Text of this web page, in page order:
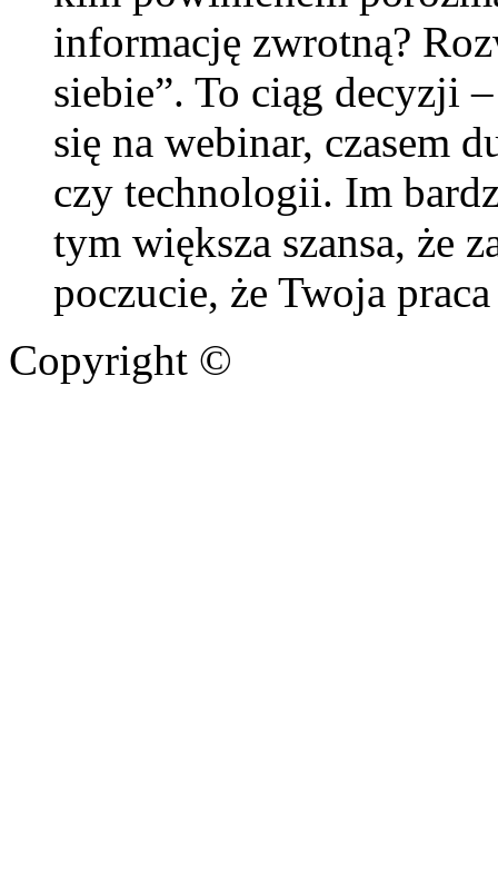
informację zwrotną?
siebie”. To ciąg decyzji
się na webinar, czasem
czy technologii. Im
tym większa szansa, że
poczucie, że Twoja
Copyright ©